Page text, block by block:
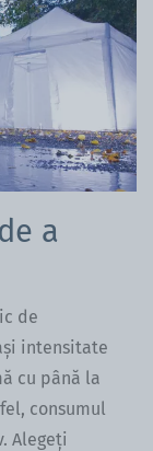
a
de
intensitate
cu până la
consumul
Alegeți